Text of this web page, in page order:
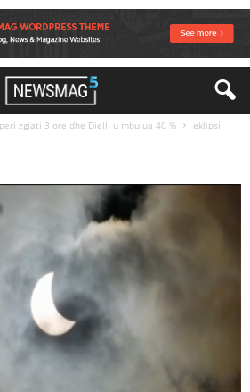
zgjati 3 ore dhe Dielli u mbulua 40 % eklipsi